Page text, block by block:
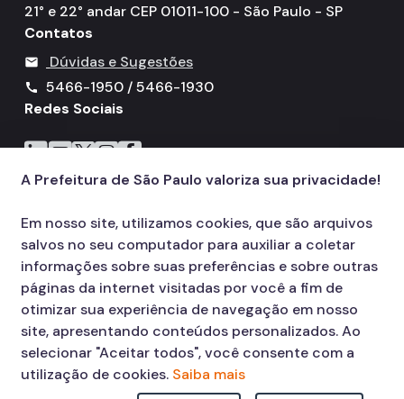
21° e 22° andar CEP 01011-100 - São Paulo - SP
Contatos
mail Dúvidas e Sugestões
call
5466-1950 / 5466-1930
Redes Sociais
Icone do LinkedIn
Icone do YouTube
Icone do X
Icone do Instagram
Icone do Facebook
A Prefeitura de São Paulo valoriza sua privacidade!
Em nosso site, utilizamos cookies, que são arquivos
salvos no seu computador para auxiliar a coletar
informações sobre suas preferências e sobre outras
páginas da internet visitadas por você a fim de
otimizar sua experiência de navegação em nosso
site, apresentando conteúdos personalizados. Ao
selecionar "Aceitar todos", você consente com a
utilização de cookies. Saiba mais